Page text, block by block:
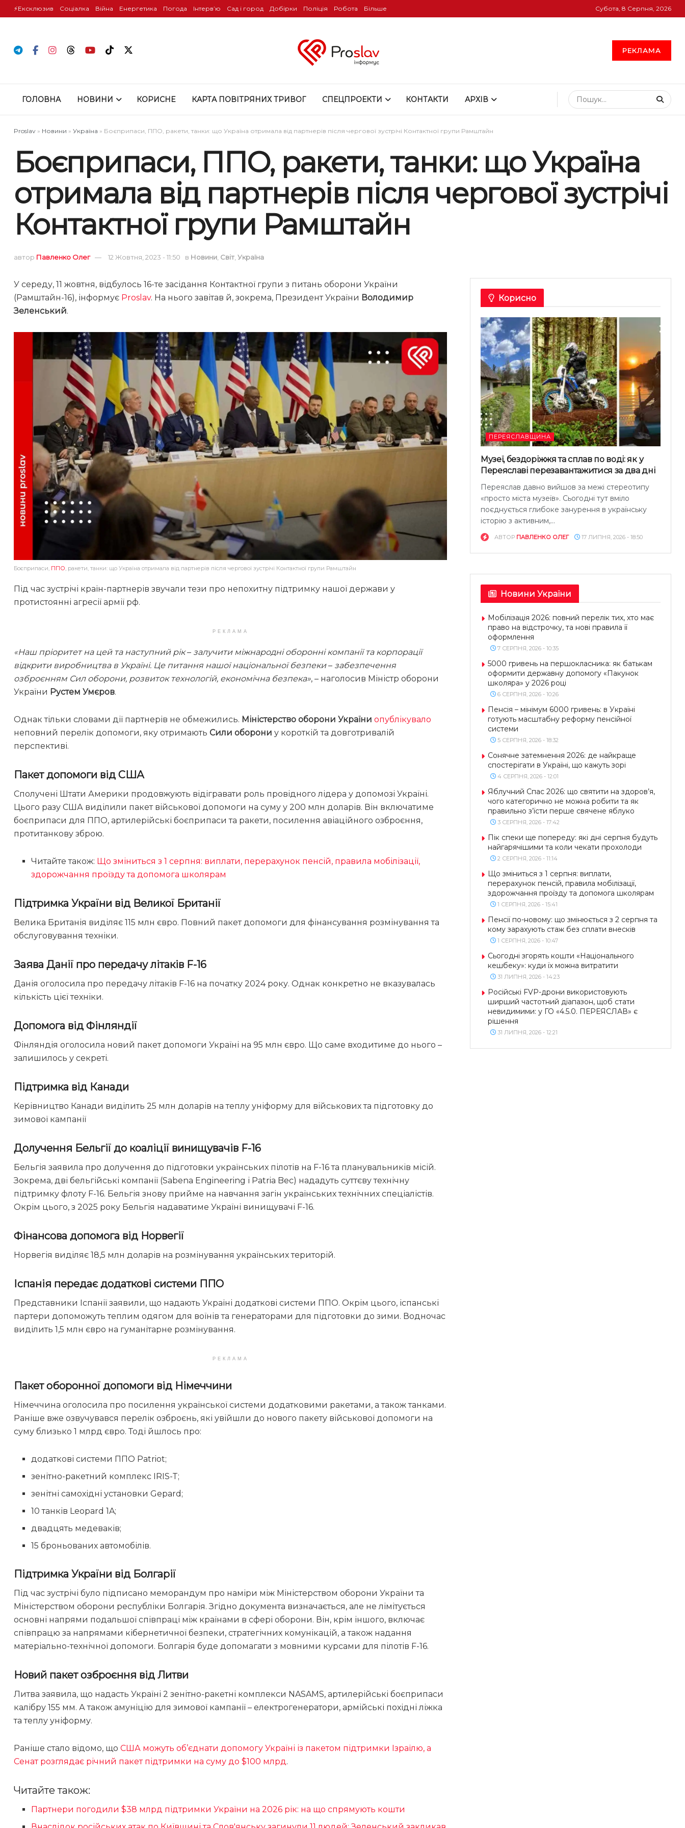
⚡️Ексклюзив Соціалка Війна Енергетика Погода Інтервʼю Сад і город Добірки Поліція Робота Більше Субота, 8 Серпня, 2026
РЕКЛАМА
ГОЛОВНА НОВИНИ КОРИСНЕ КАРТА ПОВІТРЯНИХ ТРИВОГ СПЕЦПРОЕКТИ КОНТАКТИ АРХІВ
Proslav » Новини » Україна » Боєприпаси, ППО, ракети, танки: що Україна отримала від партнерів після чергової зустрічі Контактної групи Рамштайн
Боєприпаси, ППО, ракети, танки: що Україна
отримала від партнерів після чергової зустрічі
Контактної групи Рамштайн
автор Павленко Олег 12 Жовтня, 2023 - 11:50 в Новини, Світ, Україна
У середу, 11 жовтня, відбулось 16-те засідання Контактної групи з питань оборони України
(Рамштайн-16), інформує Proslav. На нього завітав й, зокрема, Президент України Володимир
Зеленський.
Боєприпаси, ППО , ракети, танки: що Україна отримала від партнерів після чергової зустрічі Контактної групи Рамштайн
Під час зустрічі країн-партнерів звучали тези про непохитну підтримку нашої держави у
протистоянні агресії армії рф.
РЕКЛАМА
«Наш пріоритет на цей та наступний рік– залучити міжнародні оборонні компанії та корпорації
відкрити виробництва в Україні. Це питання нашої національної безпеки– забезпечення
озброєнням Сил оборони, розвиток технологій, економічна безпека», – наголосив Міністр оборони
України Рустем Умєров.
Однак тільки словами дії партнерів не обмежились. Міністерство оборони України опублікувало
неповний перелік допомоги, яку отримають Сили оборони у короткій та довготривалій
перспективі.
Пакет допомоги від США
Сполучені Штати Америки продовжують відігравати роль провідного лідера у допомозі Україні.
Цього разу США виділили пакет військової допомоги на суму у 200 млн доларів. Він включатиме
боєприпаси для ППО, артилерійські боєприпаси та ракети, посилення авіаційного озброєння,
протитанкову зброю.
Читайте також: Що зміниться з 1 серпня: виплати, перерахунок пенсій, правила мобілізації,
здорожчання проїзду та допомога школярам
Підтримка України від Великої Британії
Велика Британія виділяє 115 млн євро. Повний пакет допомоги для фінансування розмінування та
обслуговування техніки.
Заява Данії про передачу літаків F-16
Данія оголосила про передачу літаків F-16 на початку 2024 року. Однак конкретно не вказувалась
кількість цієї техніки.
Допомога від Фінляндії
Фінляндія оголосила новий пакет допомоги Україні на 95 млн євро. Що саме входитиме до нього –
залишилось у секреті.
Підтримка від Канади
Керівництво Канади виділить 25 млн доларів на теплу уніформу для військових та підготовку до
зимової кампанії
Долучення Бельгії до коаліції винищувачів F-16
Бельгія заявила про долучення до підготовки українських пілотів на F-16 та планувальників місій.
Зокрема, дві бельгійські компанії (Sabena Engineering і Patria Bec) нададуть суттєву технічну
підтримку флоту F-16. Бельгія знову прийме на навчання загін українських технічних спеціалістів.
Окрім цього, з 2025 року Бельгія надаватиме Україні винищувачі F-16.
Фінансова допомога від Норвегії
Норвегія виділяє 18,5 млн доларів на розмінування українських територій.
Іспанія передає додаткові системи ППО
Представники Іспанії заявили, що надають Україні додаткові системи ППО. Окрім цього, іспанські
партери допоможуть теплим одягом для воїнів та генераторами для підготовки до зими. Водночас
виділить 1,5 млн євро на гуманітарне розмінування.
РЕКЛАМА
Пакет оборонної допомоги від Німеччини
Німеччина оголосила про посилення української системи додатковими ракетами, а також танками.
Раніше вже озвучувався перелік озброєнь, які увійшли до нового пакету військової допомоги на
суму близько 1 млрд євро. Тоді йшлось про:
додаткові системи ППО Patriot;
зенітно-ракетний комплекс IRIS-T;
зенітні самохідні установки Gepard;
10 танків Leopard 1A;
двадцять медеваків;
15 броньованих автомобілів.
Підтримка України від Болгарії
Під час зустрічі було підписано меморандум про наміри між Міністерством оборони України та
Міністерством оборони республіки Болгарія. Згідно документа визначається, але не лімітується
основні напрями подальшої співпраці між країнами в сфері оборони. Він, крім іншого, включає
співпрацю за напрямами кібернетичної безпеки, стратегічних комунікацій, а також надання
матеріально-технічної допомоги. Болгарія буде допомагати з мовними курсами для пілотів F-16.
Новий пакет озброєння від Литви
Литва заявила, що надасть Україні 2 зенітно-ракетні комплекси NASAMS, артилерійські боєприпаси
калібру 155 мм. А також амуніцію для зимової кампанії – електрогенератори, армійські похідні ліжка
та теплу уніформу.
Раніше стало відомо, що США можуть об’єднати допомогу Україні із пакетом підтримки Ізраїлю, а
Сенат розглядає річний пакет підтримки на суму до $100 млрд.
Читайте також:
Партнери погодили $38 млрд підтримки України на 2026 рік: на що спрямують кошти
Корисно
ПЕРЕЯСЛАВЩИНА
Музеї, бездоріжжя та сплав по воді: як у
Переяславі перезавантажитися за два дні
Переяслав давно вийшов за межі стереотипу
«просто міста музеїв». Сьогодні тут вміло
поєднується глибоке занурення в українську
історію з активним,...
АВТОР ПАВЛЕНКО ОЛЕГ 17 ЛИПНЯ, 2026 - 18:50
Новини України
Мобілізація 2026: повний перелік тих, хто має
право на відстрочку, та нові правила її
оформлення
7 СЕРПНЯ, 2026 - 10:35
5000 гривень на першокласника: як батькам
оформити державну допомогу «Пакунок
школяра» у 2026 році
6 СЕРПНЯ, 2026 - 10:26
Пенсія – мінімум 6000 гривень: в Україні
готують масштабну реформу пенсійної
системи
5 СЕРПНЯ, 2026 - 18:32
Сонячне затемнення 2026: де найкраще
спостерігати в Україні, що кажуть зорі
4 СЕРПНЯ, 2026 - 12:01
Яблучний Спас 2026: що святити на здоров’я,
чого категорично не можна робити та як
правильно з’їсти перше свячене яблуко
3 СЕРПНЯ, 2026 - 17:42
Пік спеки ще попереду: які дні серпня будуть
найгарячішими та коли чекати прохолоди
2 СЕРПНЯ, 2026 - 11:14
Що зміниться з 1 серпня: виплати,
перерахунок пенсій, правила мобілізації,
здорожчання проїзду та допомога школярам
1 СЕРПНЯ, 2026 - 15:41
Пенсії по-новому: що змінюється з 2 серпня та
кому зарахують стаж без сплати внесків
1 СЕРПНЯ, 2026 - 10:47
Сьогодні згорять кошти «Національного
кешбеку»: куди їх можна витратити
31 ЛИПНЯ, 2026 - 14:23
Російські FVP-дрони використовують
ширший частотний діапазон, щоб стати
невидимими: у ГО «4.5.0. ПЕРЕЯСЛАВ» є
рішення
31 ЛИПНЯ, 2026 - 12:21